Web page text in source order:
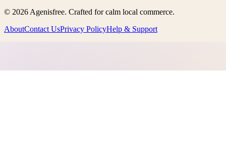
© 2026Agenisfree. Crafted for calm local commerce.
AboutContact UsPrivacy PolicyHelp & Support